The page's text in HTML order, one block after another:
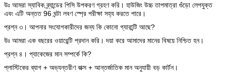
উঃ আমরা স্যাবিক ব্র্যান্ডের পিসি উপকরণ গ্রহণ করি। হাউজিং উচ্চ তাপমাত্রা গুঁড়ো লেপযুক্ত
এবং এটি অন্তত 96 ঘন্টা লবণ স্প্রে পরীক্ষা সহ্য করতে পারে।
প্রশ্ন ৩। আপনার সংযোগকারীদের জন্য কি কোনো গ্যারান্টি আছে?
উঃ আমরা এক বছরের ওয়ারেন্টি প্রদান করি। দয়া করে আমাদের মানের বিষয়ে নিশ্চিত হন।
প্রশ্ন ৪। প্যাকেজের মান সম্পর্কে কি?
প্লাস্টিকের ব্যাগ + অভ্যন্তরীণ বাক্স + আন্তর্জাতিক মান অনুযায়ী বড় কার্টন।